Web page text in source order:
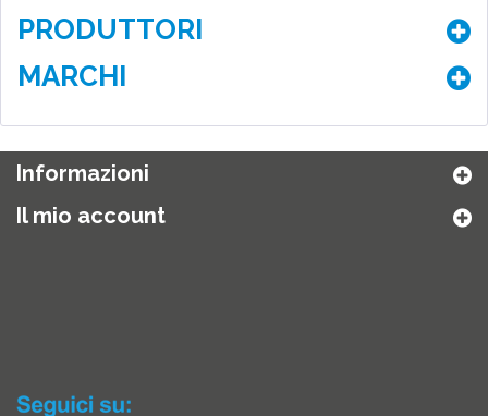
PRODUTTORI
MARCHI
Informazioni
Il mio account